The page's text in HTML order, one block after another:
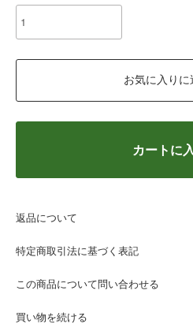
お気に入りに
カートに
返品について
特定商取引法に基づく表記
この商品について問い合わせる
買い物を続ける